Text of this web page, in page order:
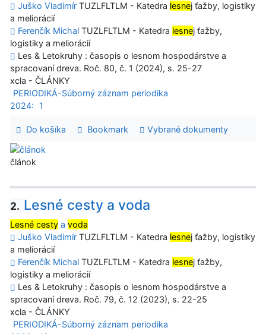
Juško Vladimír TUZLFLTLM - Katedra lesnej ťažby, logistiky
a meliorácií
Ferenčík Michal TUZLFLTLM - Katedra lesnej ťažby,
logistiky a meliorácií
Les & Letokruhy : časopis o lesnom hospodárstve a
spracovaní dreva. Roč. 80, č. 1 (2024), s. 25-27
xcla - ČLÁNKY
PERIODIKÁ-Súborný záznam periodika
2024:
1
Do košíka Bookmark Vybrané dokumenty
článok
2. Lesné cesty a voda
Lesné cesty a voda
Juško Vladimír TUZLFLTLM - Katedra lesnej ťažby, logistiky
a meliorácií
Ferenčík Michal TUZLFLTLM - Katedra lesnej ťažby,
logistiky a meliorácií
Les & Letokruhy : časopis o lesnom hospodárstve a
spracovaní dreva. Roč. 79, č. 12 (2023), s. 22-25
xcla - ČLÁNKY
PERIODIKÁ-Súborný záznam periodika